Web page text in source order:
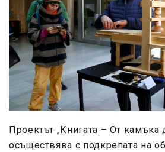
Проектът „Книгата – От камъка
осъществява с подкрепата на